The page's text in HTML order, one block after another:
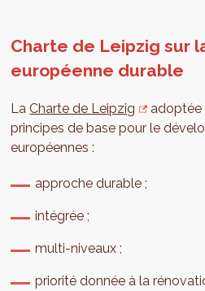
Charte de Leipzig sur
européenne durable
LaCharte de Leipzig
adoptée
principes de base pour le
européennes :
approche durable ;
intégrée ;
multi-niveaux ;
priorité donnée à la